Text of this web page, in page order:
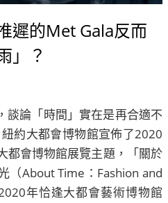
遲的Met Gala反而
」？
談論「時間」實在是再合適不
約大都會博物館宣佈了2020
都會博物館展覽主題，「關於
（About Time：Fashion and
年恰逢大都會藝術博物館